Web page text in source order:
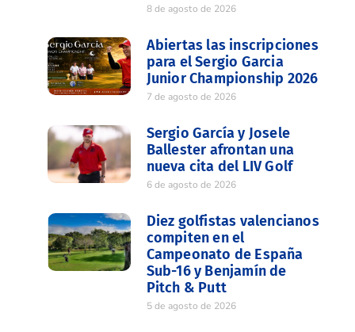
8 de agosto de 2026
Abiertas las inscripciones
para el Sergio Garcia
Junior Championship 2026
7 de agosto de 2026
Sergio García y Josele
Ballester afrontan una
nueva cita del LIV Golf
6 de agosto de 2026
Diez golfistas valencianos
compiten en el
Campeonato de España
Sub-16 y Benjamín de
Pitch & Putt
5 de agosto de 2026